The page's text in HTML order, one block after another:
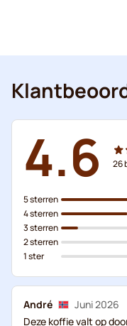
4.6 26
5 sterren
4 sterren
3 sterren
2 sterren
1 ster
André
Juni 2026
Deze koffie valt op